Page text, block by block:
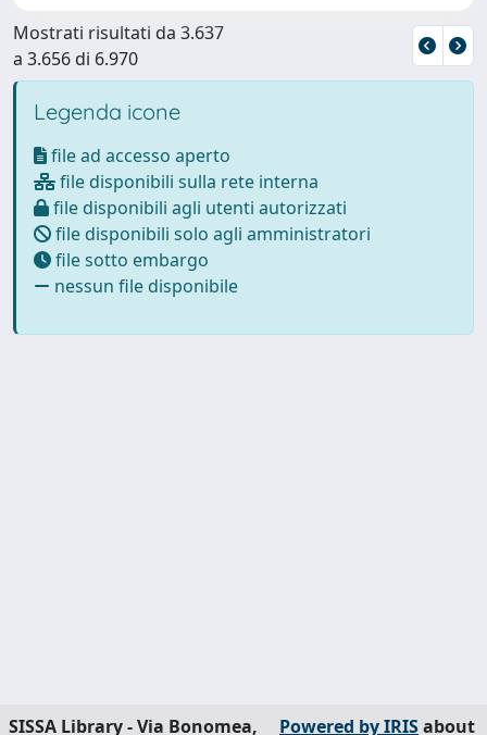
Mostrati risultati da 3.637
a 3.656 di 6.970
Legenda icone
file ad accesso aperto
file disponibili sulla rete interna
file disponibili agli utenti autorizzati
file disponibili solo agli amministratori
file sotto embargo
nessun file disponibile
SISSA Library - Via Bonomea, Powered by IRISabout